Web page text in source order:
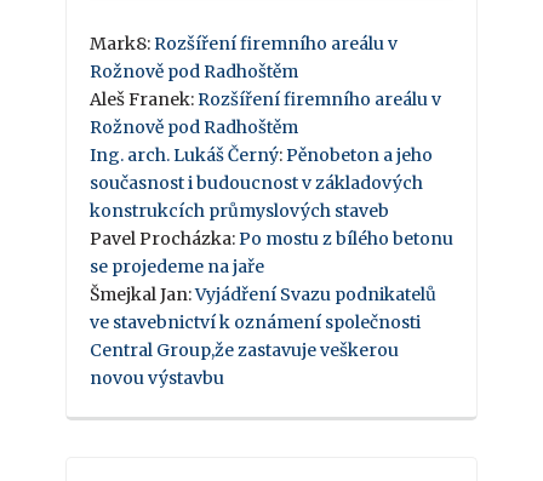
Mark8: Rozšíření firemního areálu v
Rožnově pod Radhoštěm
Aleš Franek: Rozšíření firemního areálu v
Rožnově pod Radhoštěm
Ing. arch. Lukáš Černý: Pěnobeton a jeho
současnost i budoucnost v základových
konstrukcích průmyslových staveb
Pavel Procházka: Po mostu z bílého betonu
se projedeme na jaře
Šmejkal Jan:Vyjádření Svazu podnikatelů
ve stavebnictví k oznámení společnosti
Central Group,že zastavuje veškerou
novou výstavbu